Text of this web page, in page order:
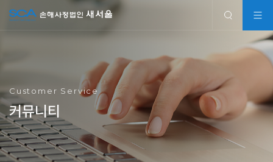
Customer Service
커뮤니티